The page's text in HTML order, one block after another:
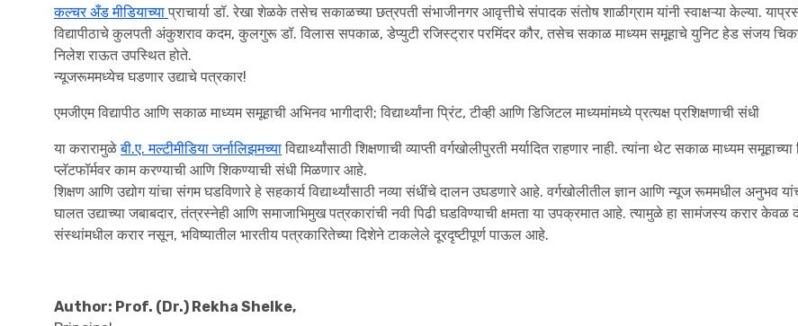
कल्चर अँड मीडियाच्या प्राचार्या डॉ. रेखा शेळके तसेच सकाळच्या छत्रपती संभाजीनगर आवृत्तीचे संपादक संतोष शाळीग्राम यांनी स्वाक्षऱ्या केल्या.
विद्यापीठाचे कुलपती अंकुशराव कदम, कुलगुरू डॉ. विलास सपकाळ, डेप्युटी रजिस्ट्रार परमिंदर कौर, तसेच सकाळ माध्यम समूहाचे युनिट हेड संजय
निलेश राऊत उपस्थित होते.
न्यूजरूममध्येच घडणार उद्याचे पत्रकार!
एमजीएम विद्यापीठ आणि सकाळ माध्यम समूहाची अभिनव भागीदारी; विद्यार्थ्यांना प्रिंट, टीव्ही आणि डिजिटल माध्यमांमध्ये प्रत्यक्ष प्रशिक्षणाची संधी
या करारामुळेबी.ए. मल्टीमीडिया जर्नालिझमच्या विद्यार्थ्यांसाठी शिक्षणाची व्याप्ती वर्गखोलीपुरती मर्यादित राहणार नाही. त्यांना थेट सकाळ माध्यम समूहाच्या
प्लॅटफॉर्मवर काम करण्याची आणि शिकण्याची संधी मिळणार आहे.
शिक्षण आणि उद्योग यांचा संगम घडविणारे हे सहकार्य विद्यार्थ्यांसाठी नव्या संधींचे दालन उघडणारे आहे. वर्गखोलीतील ज्ञान आणि न्यूज रूममधील अनुभव
घालत उद्याच्या जबाबदार, तंत्रस्नेही आणि समाजाभिमुख पत्रकारांची नवी पिढी घडविण्याची क्षमता या उपक्रमात आहे. त्यामुळे हा सामंजस्य करार केवळ
संस्थांमधील करार नसून, भविष्यातील भारतीय पत्रकारितेच्या दिशेने टाकलेले दूरदृष्टीपूर्ण पाऊल आहे.
Author: Prof. (Dr.) Rekha Shelke,